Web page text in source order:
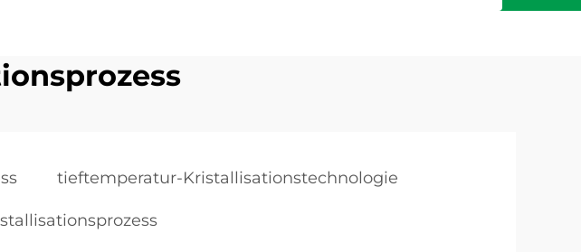
tieftemperatur-Kristallisationstechnologie